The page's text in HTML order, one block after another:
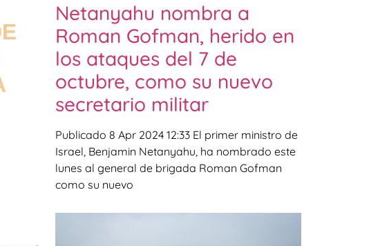
Netanyahu nombra a
Roman Gofman, herido en
los ataques del 7 de
octubre, como su nuevo
secretario militar
Publicado 8 Apr 2024 12:33 El primer ministro de
Israel, Benjamin Netanyahu, ha nombrado este
lunes al general de brigada Roman Gofman
como su nuevo